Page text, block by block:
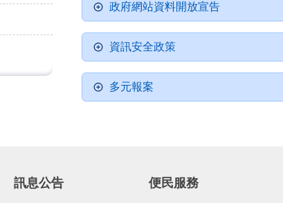
政府網站資料開放宣告
資訊安全政策
多元報案
訊息公告 便民服務